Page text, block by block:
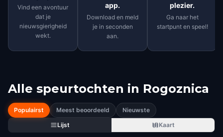
Vind een avontuur
dat je
nieuwsgierigheid
wekt.
app.
Download en meld
je in seconden
aan.
plezier.
Ga naar het
startpunt en speel!
Alle speurtochten in Rogoznica
Populairst Meest beoordeeld
Nieuwste
Lijst
Kaart